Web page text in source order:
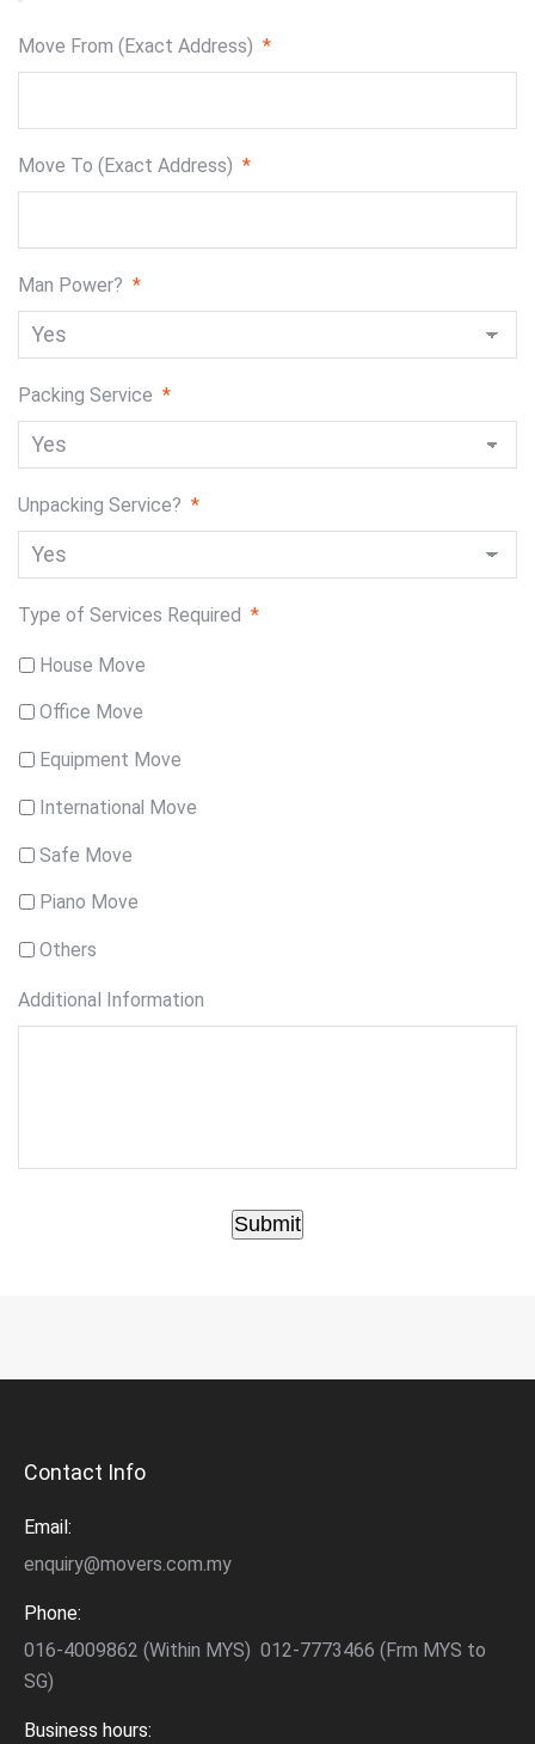
Move From (Exact Address) *
Move To (Exact Address) *
Man Power? *
Packing Service *
Unpacking Service? *
Type of Services Required *
House Move
Office Move
Equipment Move
International Move
Safe Move
Piano Move
Others
Additional Information
Submit
Contact Info
Email:
enquiry@movers.com.my
Phone:
016-4009862 (Within MYS) 012-7773466 (Frm MYS to
SG)
Business hours: